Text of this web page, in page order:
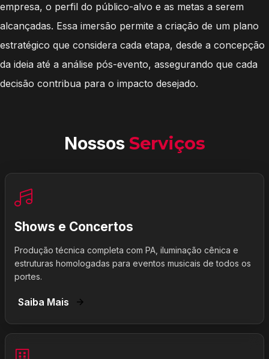
empresa, o perfil do público-alvo e as metas a serem
alcançadas. Essa imersão permite a criação de um plano
estratégico que considera cada etapa, desde a concepção
da ideia até a análise pós-evento, assegurando que cada
decisão contribua para o impacto desejado.
Nossos Serviços
Shows e Concertos
Produção técnica completa com PA, iluminação cênica e
estruturas homologadas para eventos musicais de todos os
portes.
Saiba Mais